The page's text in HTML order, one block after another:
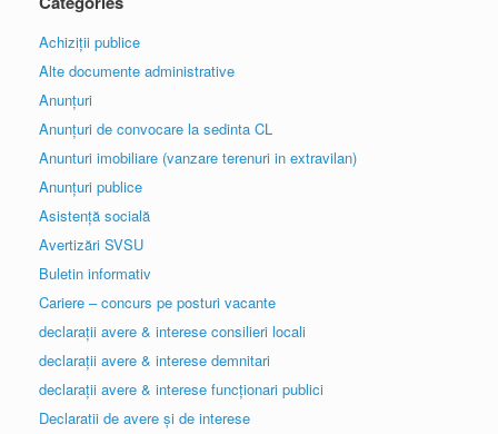
Achiziții publice
Alte documente administrative
Anunțuri
Anunțuri de convocare la sedinta CL
Anunturi imobiliare (vanzare terenuri in extravilan)
Anunțuri publice
Asistență socială
Avertizări SVSU
Buletin informativ
Cariere – concurs pe posturi vacante
declarații avere & interese consilieri locali
declarații avere & interese demnitari
declarații avere & interese funcționari publici
Declaratii de avere și de interese